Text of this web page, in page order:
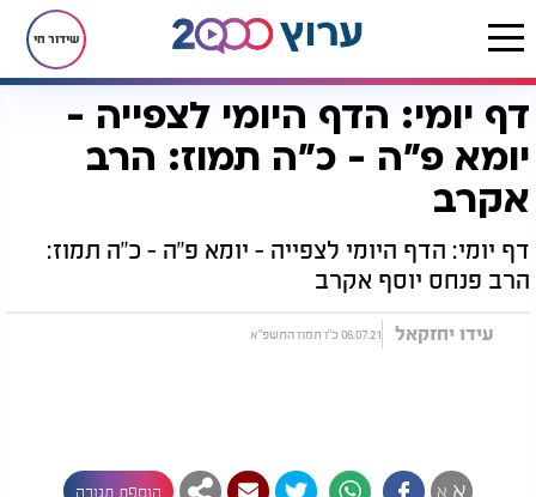
שידור חי
דף הבית הדף היומי מסכת יומא
דף יומי: הדף היומי לצפייה -
יומא פ"ה - כ"ה תמוז: הרב
אקרב
דף יומי: הדף היומי לצפייה - יומא פ"ה - כ"ה תמוז:
הרב פנחס יוסף אקרב
עידו יחזקאל 06.07.21 כ"ו תמוז התשפ"א
א הוספת תגובה